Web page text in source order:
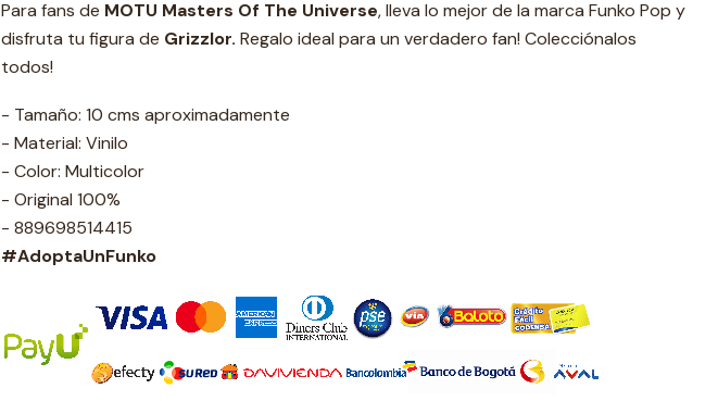
Para fans de MOTU Masters Of The Universe, lleva lo mejor de la marca Funko Pop y
disfruta tu figura de Grizzlor. Regalo ideal para un verdadero fan! Colecciónalos
todos!
- Tamaño: 10 cms aproximadamente
- Material: Vinilo
- Color: Multicolor
- Original 100%
- 889698514415
#AdoptaUnFunko